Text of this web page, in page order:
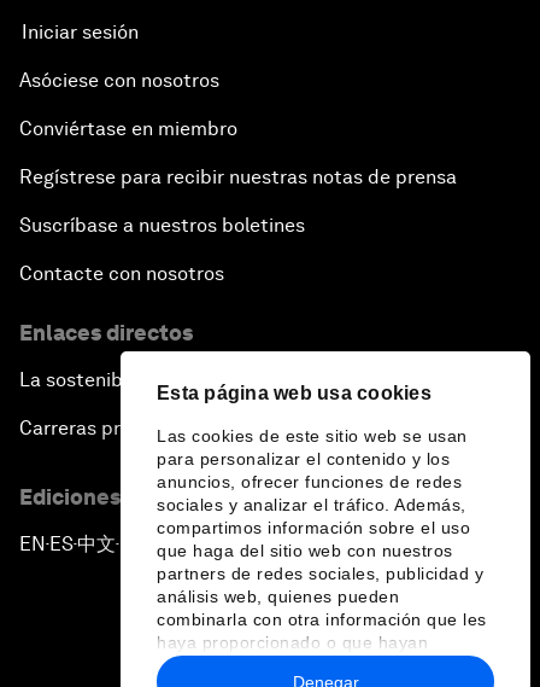
Esta página web usa cookies
Las cookies de este sitio web se usan
para personalizar el contenido y los
anuncios, ofrecer funciones de redes
sociales y analizar el tráfico. Además,
compartimos información sobre el uso
que haga del sitio web con nuestros
partners de redes sociales, publicidad y
análisis web, quienes pueden
combinarla con otra información que les
haya proporcionado o que hayan
recopilado a partir del uso que haya
Denegar
Iniciar sesión
Asóciese con nosotros
Conviértase en miembro
Regístrese para recibir nuestras notas de prensa
Suscríbase a nuestros boletines
Contacte con nosotros
Enlaces directos
La sostenibilidad en el Foro
Carreras profesionales
Ediciones en otros idiomas
EN ▪ ES▪中文▪ 日本語